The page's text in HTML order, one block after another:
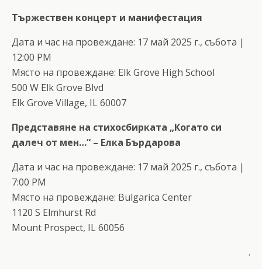
Тържествен концерт и манифестация
Дата и час на провеждане: 17 май 2025 г., събота |
12:00 PM
Място на провеждане: Elk Grove High School
500 W Elk Grove Blvd
Elk Grove Village, IL 60007
Представяне на стихосбирката „Когато си
далеч от мен…“ – Елка Бърдарова
Дата и час на провеждане: 17 май 2025 г., събота |
7:00 PM
Място на провеждане: Bulgarica Center
1120 S Elmhurst Rd
Mount Prospect, IL 60056
.